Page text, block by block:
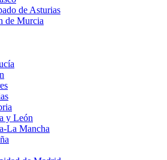
de Asturias
de Murcia
y León
La Mancha